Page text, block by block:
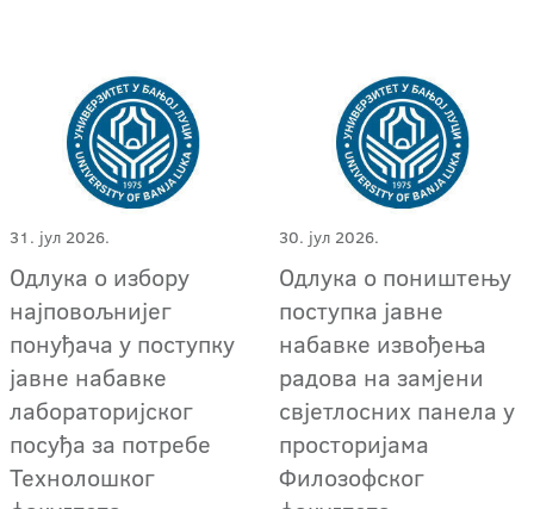
31. јул 2026.
Одлука о избору
најповољнијег
понуђача у поступку
јавне набавке
лабораторијског
посуђа за потребе
Технолошког
30. јул 2026.
Одлука о поништењу
поступкa јавне
набавке извођења
радова на замјени
свјетлосних панела у
просторијама
Филозофског